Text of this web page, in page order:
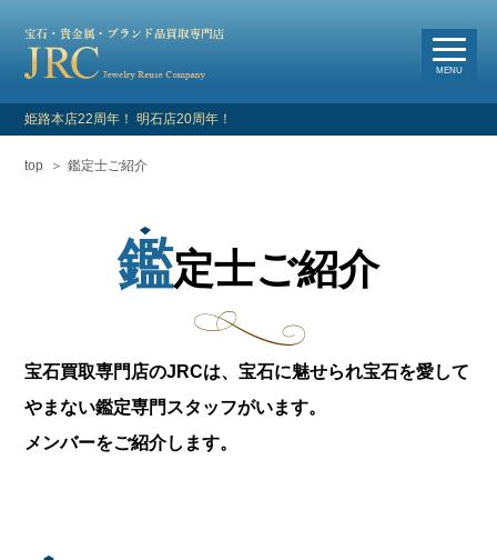
MENU
選べる買取・査定方法
新着情報
よくあるご質問
買取対象品目
姫路本店22周年！ 明石店20周年！
top 鑑定士ご紹介
鑑定士ご紹介
宝石買取専門店のJRCは、宝石に魅せられ宝石を愛して
やまない鑑定専門スタッフがいます。
メンバーをご紹介します。